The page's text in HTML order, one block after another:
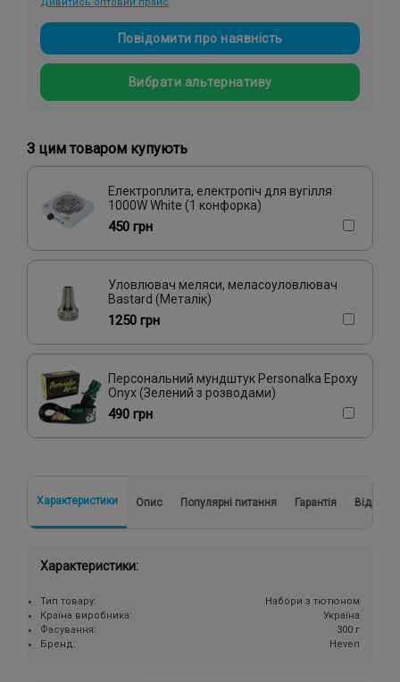
Повідомити про наявність
Вибрати альтернативу
З цим товаром купують
Електроплита, електропіч для вугілля
1000W White (1 конфорка)
450 грн
Уловлювач меляси, меласоуловлювач
Bastard (Металік)
1250 грн
Персональний мундштук Personalka Epoxy
Onyx (Зелений з розводами)
490 грн
Характеристики Опис Популярні питання Гарантія Відгуки
Характеристики:
Тип товару:
Набори з тютюном
Країна виробника:
Україна
Фасування:
300 г
Бренд:
Heven